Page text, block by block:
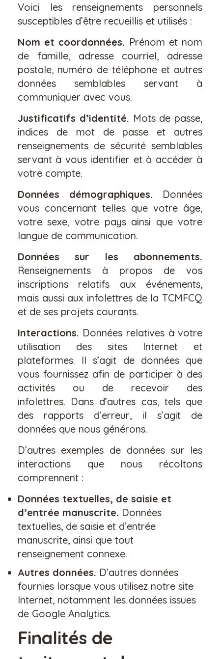
Voici les renseignements personnels
susceptibles d’être recueillis et utilisés :
Nom et coordonnées. Prénom et nom
de famille, adresse courriel, adresse
postale, numéro de téléphone et autres
données semblables servant à
communiquer avec vous.
Justificatifs d’identité. Mots de passe,
indices de mot de passe et autres
renseignements de sécurité semblables
servant à vous identifier et à accéder à
votre compte.
Données démographiques. Données
vous concernant telles que votre âge,
votre sexe, votre pays ainsi que votre
langue de communication.
Données sur les abonnements.
Renseignements à propos de vos
inscriptions relatifs aux événements,
mais aussi aux infolettres de la TCMFCQ
et de ses projets courants.
Interactions. Données relatives à votre
utilisation des sites Internet et
plateformes. Il s’agit de données que
vous fournissez afin de participer à des
activités ou de recevoir des
infolettres. Dans d’autres cas, tels que
des rapports d’erreur, il s’agit de
données que nous générons.
D’autres exemples de données sur les
interactions que nous récoltons
comprennent :
Données textuelles, de saisie et
d’entrée manuscrite. Données
textuelles, de saisie et d’entrée
manuscrite, ainsi que tout
renseignement connexe.
Autres données. D’autres données
fournies lorsque vous utilisez notre site
Internet, notamment les données issues
de Google Analytics.
Finalités de